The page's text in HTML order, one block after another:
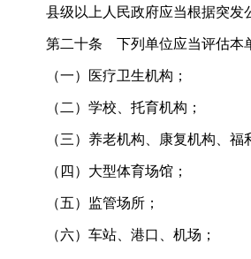
县级以上人民政府应当根据突发
第二十条 下列单位应当评估本
（一）医疗卫生机构；
（二）学校、托育机构；
（三）养老机构、康复机构、福
（四）大型体育场馆；
（五）监管场所；
（六）车站、港口、机场；